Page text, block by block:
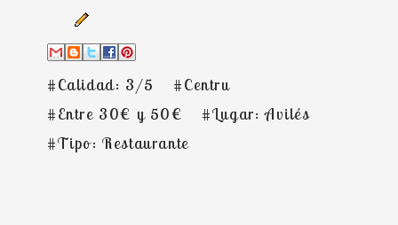
#Calidad: 3/5
#Centru
#Entre 30€ y 50€
#Lugar: Avilés
#Tipo: Restaurante